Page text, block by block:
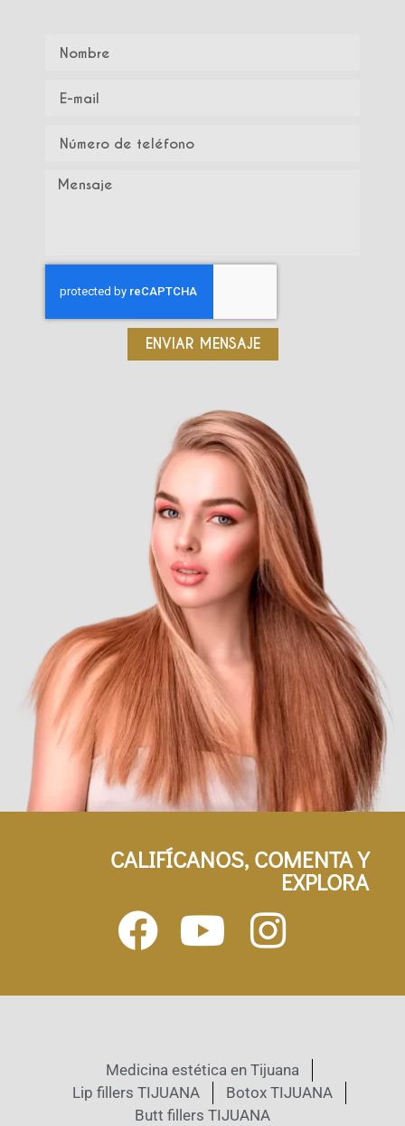
ENVIAR MENSAJE
CALIFÍCANOS, COMENTA Y
EXPLORA
Medicina estética en Tijuana
Lip fillers TIJUANA
Botox TIJUANA
Butt fillers TIJUANA